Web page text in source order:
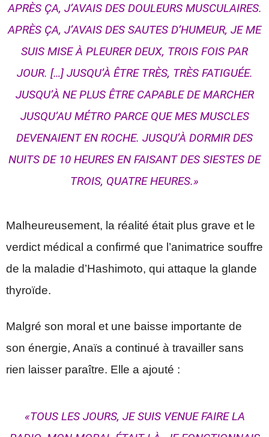
APRÈS ÇA, J’AVAIS DES DOULEURS MUSCULAIRES.
APRÈS ÇA, J’AVAIS DES SAUTES D’HUMEUR, JE ME
SUIS MISE À PLEURER DEUX, TROIS FOIS PAR
JOUR. […] JUSQU’À ÊTRE TRÈS, TRÈS FATIGUÉE.
JUSQU’À NE PLUS ÊTRE CAPABLE DE MARCHER
JUSQU’AU MÉTRO PARCE QUE MES MUSCLES
DEVENAIENT EN ROCHE. JUSQU’À DORMIR DES
NUITS DE 10 HEURES EN FAISANT DES SIESTES DE
TROIS, QUATRE HEURES.»
Malheureusement, la réalité était plus grave et le
verdict médical a confirmé que l’animatrice souffre
de la maladie d’Hashimoto, qui attaque la glande
thyroïde.
Malgré son moral et une baisse importante de
son énergie, Anaïs a continué à travailler sans
rien laisser paraître. Elle a ajouté :
«TOUS LES JOURS, JE SUIS VENUE FAIRE LA